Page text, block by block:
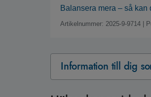
Balansera mera – så
Artikelnummer: 2025-9-9714
Information till dig